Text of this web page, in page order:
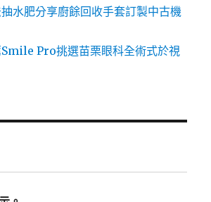
水肥分享廚餘回收手套訂製中古機
Pro挑選苗栗眼科全術式於視